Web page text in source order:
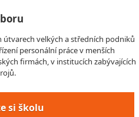
velkých a středních podniků
personální práce v menších
firmách, v institucích zabývajících
si školu